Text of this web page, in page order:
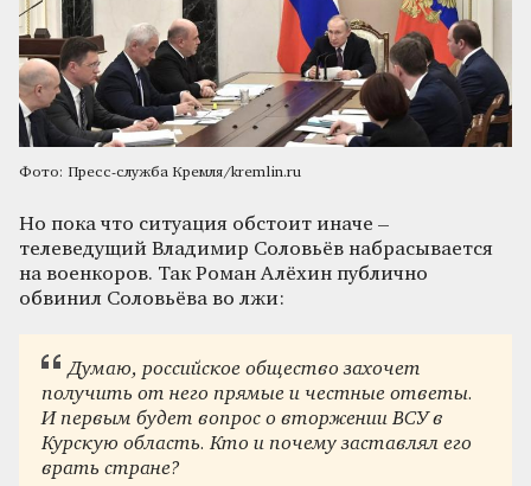
Фото: Пресс-служба Кремля/kremlin.ru
Но пока что ситуация обстоит иначе –
телеведущий Владимир Соловьёв набрасывается
на военкоров. Так Роман Алёхин публично
обвинил Соловьёва во лжи:
Думаю, российское общество захочет
получить от него прямые и честные ответы.
И первым будет вопрос о вторжении ВСУ в
Курскую область. Кто и почему заставлял его
врать стране?